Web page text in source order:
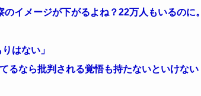
イメージが下がるよね？22万人もいるのに。
はない」
るなら批判される覚悟も持たないといけない